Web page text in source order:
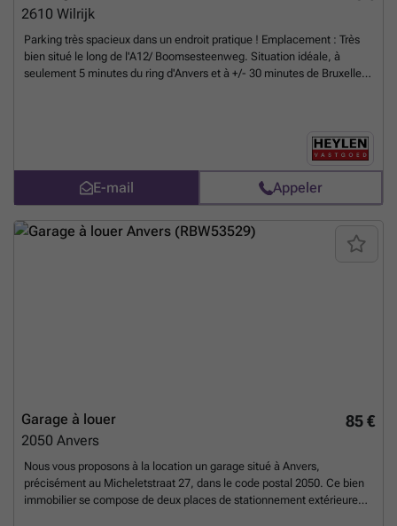
2610 Wilrijk
Parking très spacieux dans un endroit pratique ! Emplacement : Très
bien situé le long de l'A12/ Boomsesteenweg. Situation idéale, à
seulement 5 minutes du ring d'Anvers et à +/- 30 minutes de Bruxelles.
14.000 m² 25.666/mois + tva 29.000 m² 53.166/mois + tva Détails : En
En savoir plus ?
E-mail Appeler
85 €
Garage à louer
2050 Anvers
Nous vous proposons à la location un garage situé à Anvers,
précisément au Micheletstraat 27, dans le code postal 2050. Ce bien
immobilier se compose de deux places de stationnement extérieures